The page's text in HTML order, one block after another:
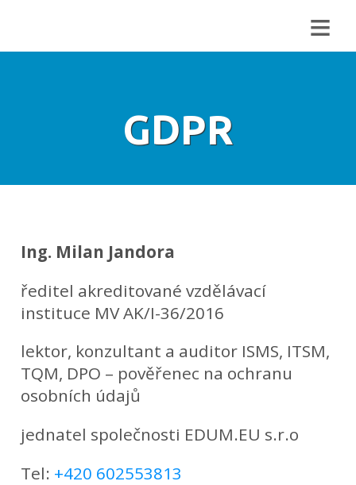
≡
GDPR
Ing. Milan Jandora
ředitel akreditované vzdělávací
instituce MV AK/I-36/2016
lektor, konzultant a auditor ISMS, ITSM,
TQM, DPO – pověřenec na ochranu
osobních údajů
jednatel společnosti EDUM.EU s.r.o
Tel: +420 602553813